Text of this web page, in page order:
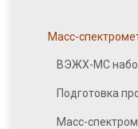
Масс-
ВЭЖХ-МС
Подготовка
Масс-